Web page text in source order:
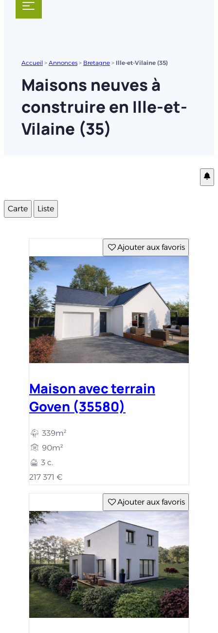
Accueil > Annonces > Bretagne > Ille-et-Vilaine (35)
Maisons neuves à
construire en Ille-et-
Vilaine (35)
Carte Liste
Ajouter aux favoris
Maison avec terrain
Goven (35580)
339m²
90m²
3 c.
217 371 €
Ajouter aux favoris